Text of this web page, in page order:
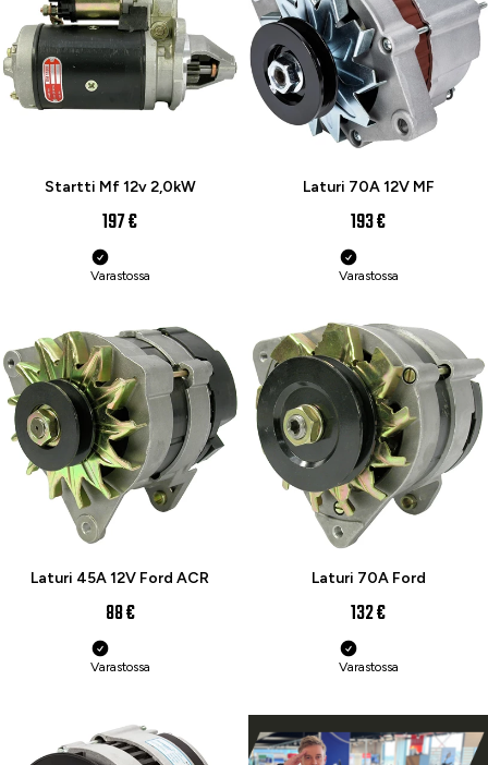
Startti Mf 12v 2,0kW
197 €
Varastossa
Laturi 70A 12V MF
193 €
Varastossa
Laturi 45A 12V Ford ACR
88 €
Varastossa
Laturi 70A Ford
132 €
Varastossa